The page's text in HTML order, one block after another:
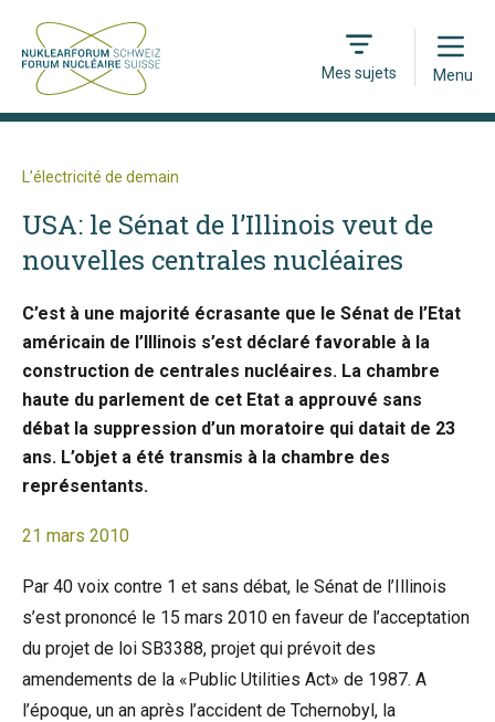
Mes sujets
Open
Menu
L’électricité de demain
USA: le Sénat de l’Illinois veut de
nouvelles centrales nucléaires
C’est à une majorité écrasante que le Sénat de l’Etat
américain de l’Illinois s’est déclaré favorable à la
construction de centrales nucléaires. La chambre
haute du parlement de cet Etat a approuvé sans
débat la suppression d’un moratoire qui datait de 23
ans. L’objet a été transmis à la chambre des
représentants.
21 mars 2010
Par 40 voix contre 1 et sans débat, le Sénat de l’Illinois
s’est prononcé le 15 mars 2010 en faveur de l’acceptation
du projet de loi SB3388, projet qui prévoit des
amendements de la «Public Utilities Act» de 1987. A
l’époque, un an après l’accident de Tchernobyl, la